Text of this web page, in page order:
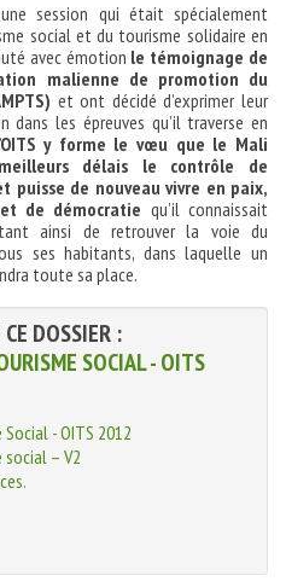
session qui était spécialement
social et du tourisme solidaire en
avec émotion le témoignage de
malienne de promotion du
et ont décidé d’exprimer leur
les épreuves qu’il traverse en
y forme le vœu que le Mali
délais le contrôle de
de nouveau vivre en paix,
de démocratie qu’il connaissait
ainsi de retrouver la voie du
ses habitants, dans laquelle un
toute sa place.
DOSSIER :
SOCIAL - OITS
- OITS 2012
– V2